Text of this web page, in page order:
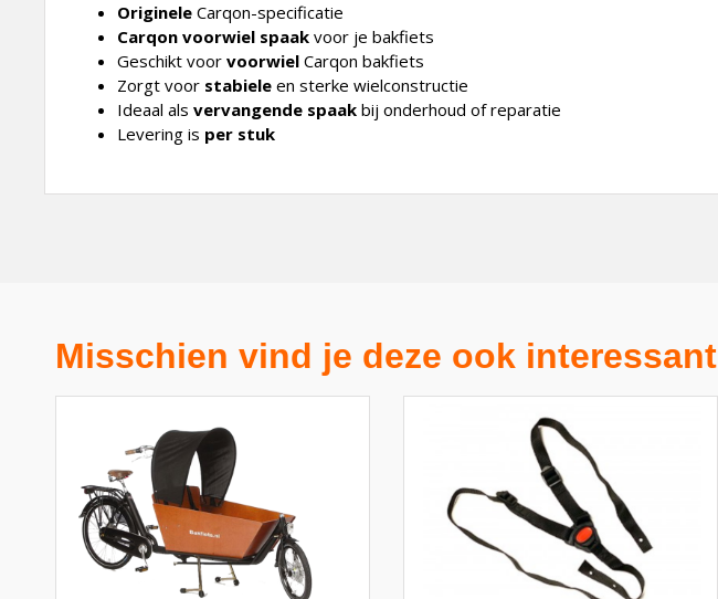
Originele Carqon-specificatie
Carqon voorwiel spaak voor je bakfiets
Geschikt voor voorwiel Carqon bakfiets
Zorgt voor stabiele en sterke wielconstructie
Ideaal als vervangende spaak bij onderhoud of reparatie
Levering is per stuk
Misschien vind je deze ook interessant